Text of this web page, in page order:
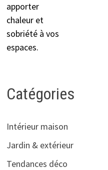
Catégories
Intérieur maison
Jardin & extérieur
Tendances déco